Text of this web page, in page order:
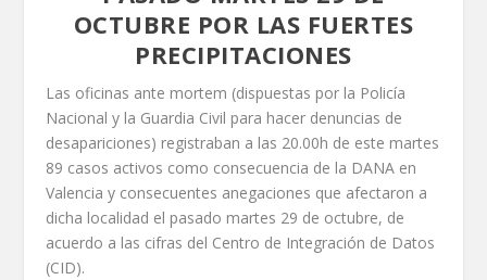
OCTUBRE POR LAS FUERTES
PRECIPITACIONES
Las oficinas ante mortem (dispuestas por la Policía
Nacional y la Guardia Civil para hacer denuncias de
desapariciones) registraban a las 20.00h de este martes
89 casos activos como consecuencia de la DANA en
Valencia y consecuentes anegaciones que afectaron a
dicha localidad el pasado martes 29 de octubre, de
acuerdo a las cifras del Centro de Integración de Datos
(CID).